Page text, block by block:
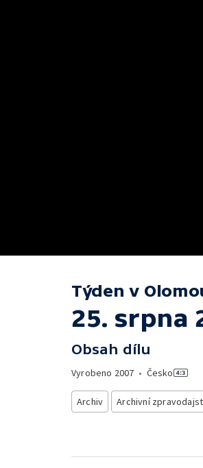
Týden v
25. srpna
Obsah dílu
Vyrobeno 2007 • Česko
Archiv Archivní